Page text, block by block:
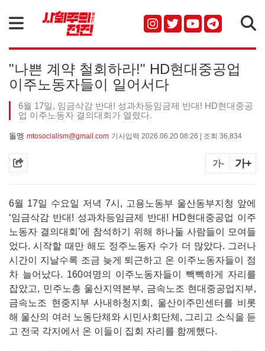
"나쁜 계약 철회하라!" HD현대중공업
이주노동자들이 일어서다
6월 17일, 임금삭감 반대! 성과차등임금제 반대! HD현대중공
업 이주노동자 결의대회가 열렸다.
돌멩 mtosocialism@gmail.com 기사입력 2026.06.20 08:26 | 조회 36,834
가- 가+
6월 17일 수요일 저녁 7시, 고용노동부 울산동부지청 앞에
‘임금삭감 반대! 성과차등임금제 반대! HD현대중공업 이주
노동자 결의대회’에 참석하기 위해 하나둘 사람들이 모여들
었다. 시작할 때만 해도 정주노동자 수가 더 많았다. 그러나
시간이 지날수록 조금 늦게 퇴근하고 온 이주노동자들이 점
차 늘어났다. 160여명의 이주노동자들이 빽빽하게 자리를
잡았고, 민주노총 울산지역본부, 금속노조 현대중공업지부,
금속노조 현중지부 사내하청지회, 울산이주민센터를 비롯
해 울산의 여러 노동단체와 시민사회단체, 그리고 소식을 듣
고 전국 각지에서 온 이들이 집회 자리를 함께했다.